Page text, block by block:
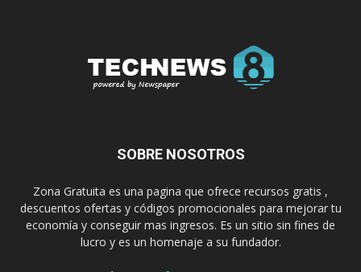
SOBRE NOSOTROS
Zona Gratuita es una pagina que ofrece recursos gratis ,
descuentos ofertas y códigos promocionales para mejorar tu
economía y conseguir mas ingresos. Es un sitio sin fines de
lucro y es un homenaje a su fundador.